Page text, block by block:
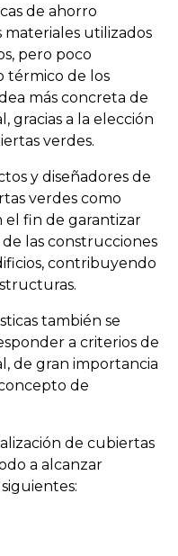
de ahorro
utilizados
pero poco
térmico de los
más concreta de
gracias a la elección
verdes.
y diseñadores de
verdes como
el fin de garantizar
las construcciones
contribuyendo
también se
a criterios de
de gran importancia
de
de cubiertas
a alcanzar